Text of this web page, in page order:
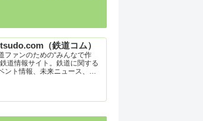
（鉄道コム）
ファンのための“みんなで作
鉄道情報サイト。鉄道に関する
ント情報、未来ニュース、車
や、参加型ゲーム「駅つなゲ